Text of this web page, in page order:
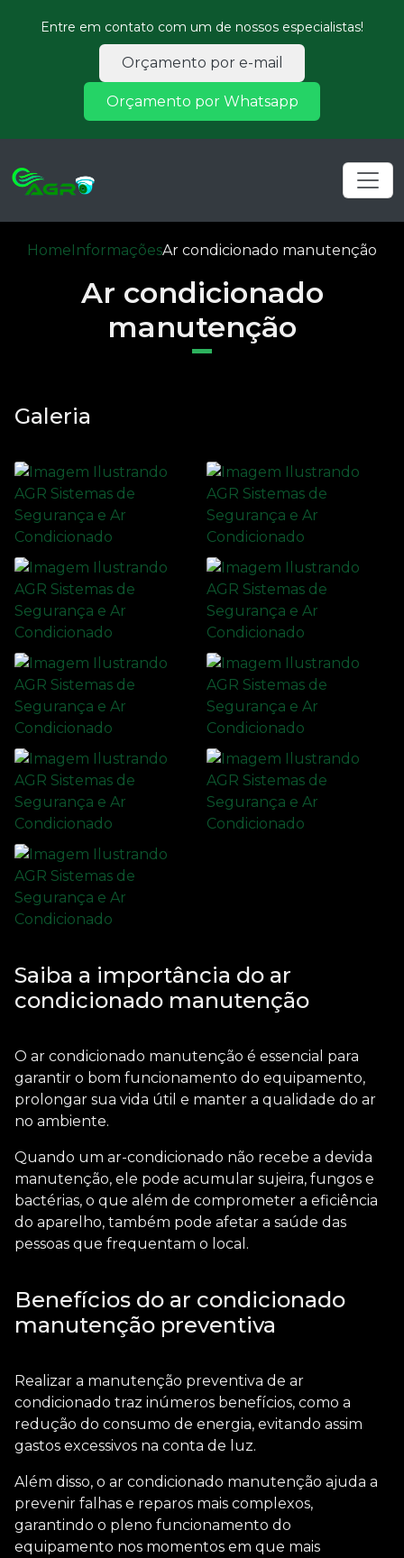
Entre em contato com um de nossos especialistas!
Orçamento por e-mail
Orçamento por Whatsapp
HomeInformaçõesAr condicionado manutenção
Ar condicionado
manutenção
Galeria
Saiba a importância do ar
condicionado manutenção
O ar condicionado manutenção é essencial para
garantir o bom funcionamento do equipamento,
prolongar sua vida útil e manter a qualidade do ar
no ambiente.
Quando um ar-condicionado não recebe a devida
manutenção, ele pode acumular sujeira, fungos e
bactérias, o que além de comprometer a eficiência
do aparelho, também pode afetar a saúde das
pessoas que frequentam o local.
Benefícios do ar condicionado
manutenção preventiva
Realizar a manutenção preventiva de ar
condicionado traz inúmeros benefícios, como a
redução do consumo de energia, evitando assim
gastos excessivos na conta de luz.
Além disso, o ar condicionado manutenção ajuda a
prevenir falhas e reparos mais complexos,
garantindo o pleno funcionamento do
equipamento nos momentos em que mais